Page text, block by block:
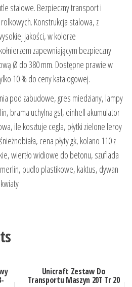
stalowe. Bezpieczny transport i
rolkowych. Konstrukcja stalowa, z
jakości, w kolorze
zapewniającym bezpieczny
Ø do 380 mm. Dostępne prawie w
10 % do ceny katalogowej.
pod zabudowe, gres miedziany, lampy
brama uchylna gsl, einhell akumulator
ile kosztuje cegla, płytki zielone leroy
cena płyty gk, kolano 110 z
wiertło widiowe do betonu, szuflada
pudlo plastikowe, kaktus, dywan
Unicraft Zestaw Do
Transportu Maszyn 20T Tr 20